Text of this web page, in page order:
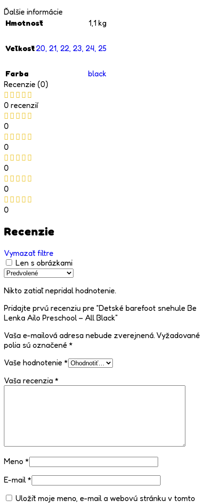
Ďalšie informácie
Hmotnosť
1,1 kg
Veľkosť20, 21, 22, 23, 24, 25
Farba
black
Recenzie (0)
0 recenzií
0
0
0
0
0
Recenzie
Vymazať filtre
Len s obrázkami
Nikto zatiaľ nepridal hodnotenie.
Pridajte prvú recenziu pre “Detské barefoot snehule Be
Lenka Ailo Preschool – All Black”
Vaša e-mailová adresa nebude zverejnená. Vyžadované
polia sú označené *
Vaše hodnotenie *
Vaša recenzia *
Meno *
E-mail *
Uložiť moje meno, e-mail a webovú stránku v tomto